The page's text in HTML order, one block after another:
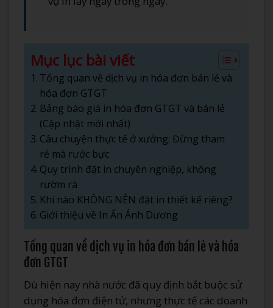
Mục lục bài viết
Tổng quan về dịch vụ in hóa đơn bán lẻ và
hóa đơn GTGT
Bảng báo giá in hóa đơn GTGT và bán lẻ
(Cập nhật mới nhất)
Câu chuyện thực tế ở xưởng: Đừng tham
rẻ mà rước bực
Quy trình đặt in chuyên nghiệp, không
rườm rà
Khi nào KHÔNG NÊN đặt in thiết kế riêng?
Giới thiệu về In Ấn Ánh Dương
Tổng quan về dịch vụ in hóa đơn bán lẻ và hóa
đơn GTGT
Dù hiện nay nhà nước đã quy định bắt buộc sử
dụng hóa đơn điện tử, nhưng thực tế các doanh